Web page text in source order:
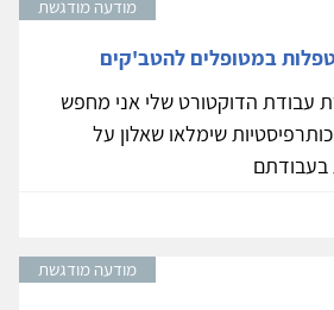
מודעה מודגשת
במטופלים להטב'קים
עבודת הדוקטורט שלי אני מחפש
שימלאו שאלון על
בעבודתם
מודעה מודגשת